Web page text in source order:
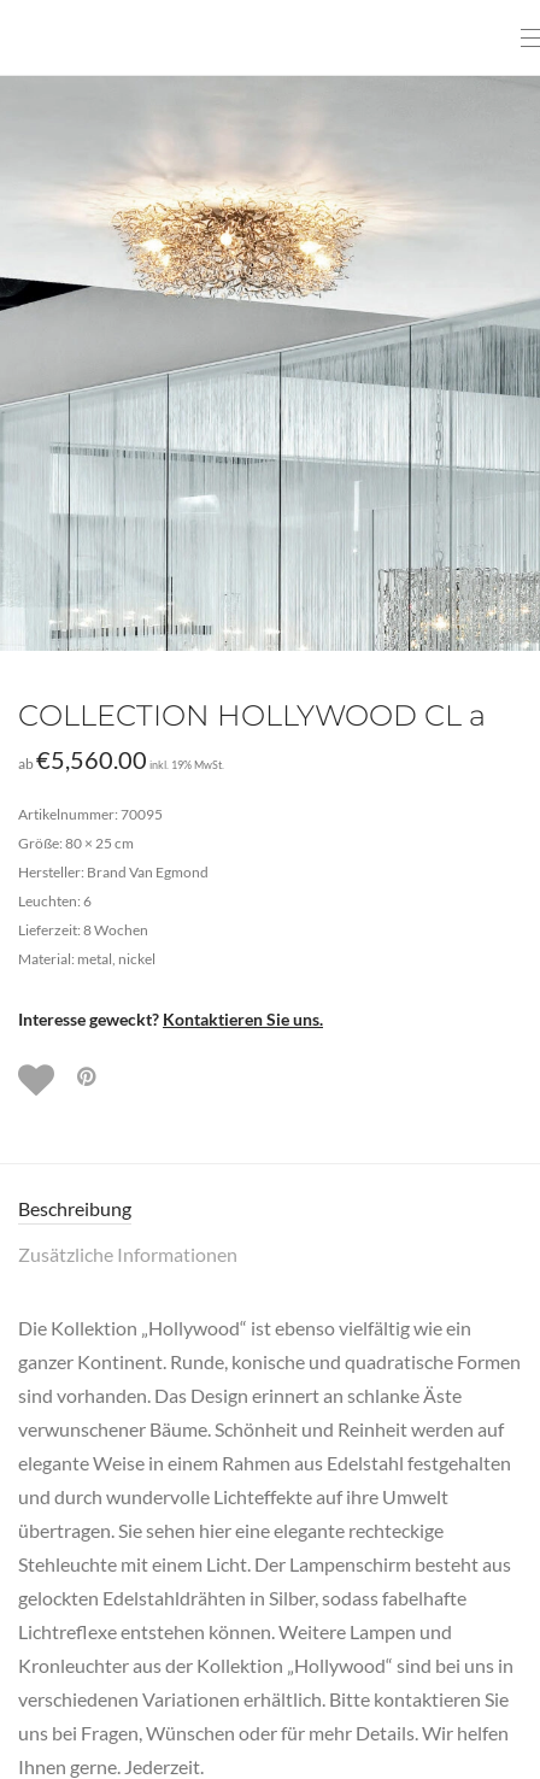
COLLECTION HOLLYWOOD CL a
ab€5,560.00 inkl. 19% MwSt.
Artikelnummer: 70095
Größe: 80 × 25 cm
Hersteller: Brand Van Egmond
Leuchten: 6
Lieferzeit: 8 Wochen
Material: metal, nickel
Interesse geweckt? Kontaktieren Sie uns.
Beschreibung
Zusätzliche Informationen
Die Kollektion „Hollywood“ ist ebenso vielfältig wie ein
ganzer Kontinent. Runde, konische und quadratische Formen
sind vorhanden. Das Design erinnert an schlanke Äste
verwunschener Bäume. Schönheit und Reinheit werden auf
elegante Weise in einem Rahmen aus Edelstahl festgehalten
und durch wundervolle Lichteffekte auf ihre Umwelt
übertragen. Sie sehen hier eine elegante rechteckige
Stehleuchte mit einem Licht. Der Lampenschirm besteht aus
gelockten Edelstahldrähten in Silber, sodass fabelhafte
Lichtreflexe entstehen können. Weitere Lampen und
Kronleuchter aus der Kollektion „Hollywood“ sind bei uns in
verschiedenen Variationen erhältlich. Bitte kontaktieren Sie
uns bei Fragen, Wünschen oder für mehr Details. Wir helfen
Ihnen gerne. Jederzeit.